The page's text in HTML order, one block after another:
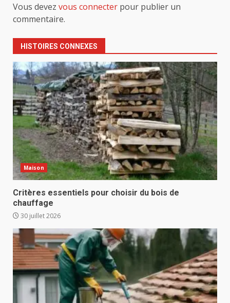
Vous devez vous connecter pour publier un
commentaire.
HISTOIRES CONNEXES
Maison
Critères essentiels pour choisir du bois de
chauffage
30 juillet 2026